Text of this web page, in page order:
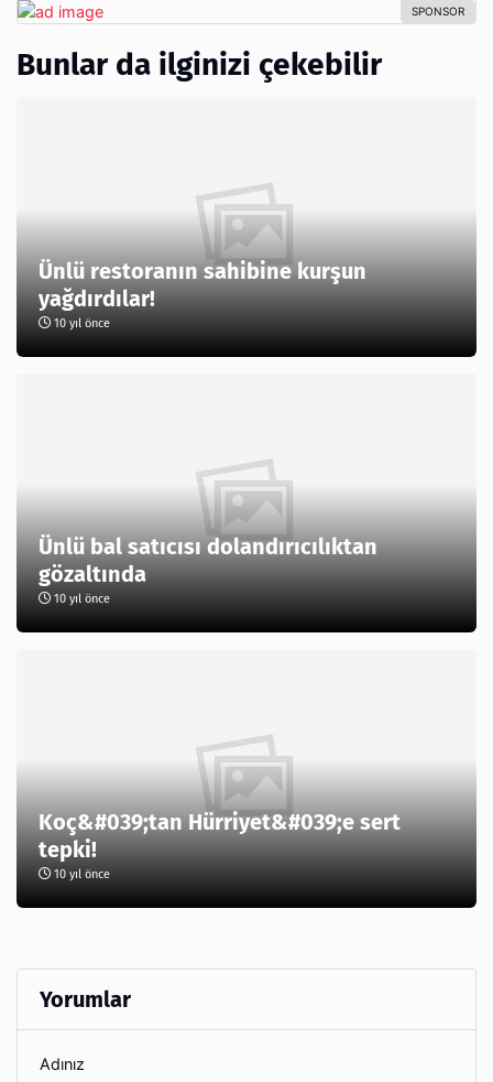
Bunlar da ilginizi çekebilir
Ünlü restoranın sahibine kurşun
yağdırdılar!
10 yıl önce
Ünlü bal satıcısı dolandırıcılıktan
gözaltında
10 yıl önce
Koç&#039;tan Hürriyet&#039;e sert
tepki!
10 yıl önce
Yorumlar
Adınız